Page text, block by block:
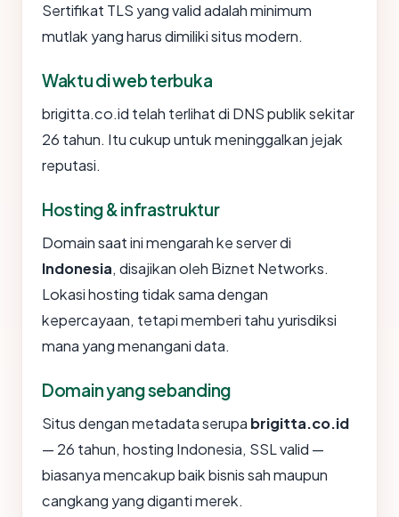
Sertifikat TLS yang valid adalah minimum
mutlak yang harus dimiliki situs modern.
Waktu di web terbuka
brigitta.co.id telah terlihat di DNS publik sekitar
26 tahun. Itu cukup untuk meninggalkan jejak
reputasi.
Hosting & infrastruktur
Domain saat ini mengarah ke server di
Indonesia, disajikan oleh Biznet Networks.
Lokasi hosting tidak sama dengan
kepercayaan, tetapi memberi tahu yurisdiksi
mana yang menangani data.
Domain yang sebanding
Situs dengan metadata serupa brigitta.co.id
— 26 tahun, hosting Indonesia, SSL valid —
biasanya mencakup baik bisnis sah maupun
cangkang yang diganti merek.